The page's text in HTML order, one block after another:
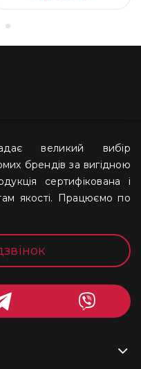
великий вибір
брендів за вигідною
сертифікована і
якості. Працюємо по